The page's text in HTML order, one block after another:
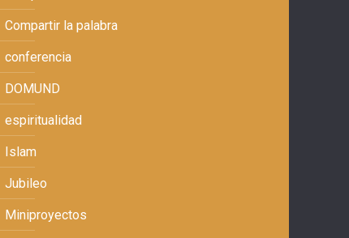
Compartir la palabra
conferencia
DOMUND
espiritualidad
Islam
Jubileo
Miniproyectos